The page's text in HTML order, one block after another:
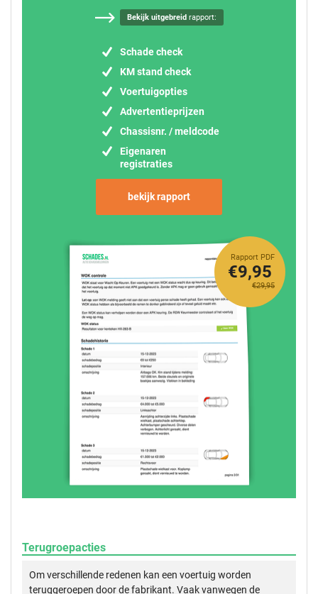
Bekijk uitgebreidrapport:
Schade check
KM stand check
Voertuigopties
Advertentieprijzen
Chassisnr. / meldcode
Eigenaren
registraties
bekijk rapport
Rapport PDF
€29,95
€9,95
Terugroepacties
Om verschillende redenen kan een voertuig worden
teruggeroepen door de fabrikant. Vaak vanwegen de